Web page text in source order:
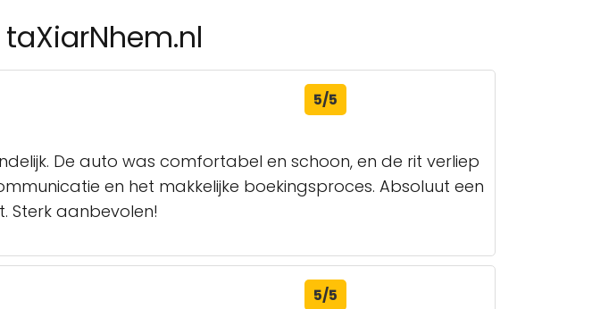
5/5
De auto was comfortabel en schoon, en de rit verliep
en het makkelijke boekingsproces. Absoluut een
Sterk aanbevolen!
5/5